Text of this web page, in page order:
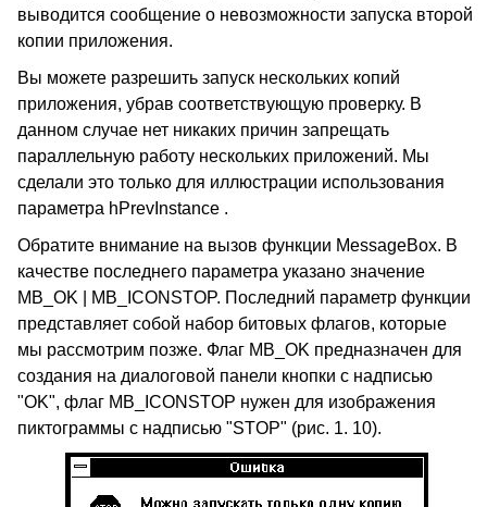
выводится сообщение о невозможности запуска второй
копии приложения.
Вы можете разрешить запуск нескольких копий
приложения, убрав соответствующую проверку. В
данном случае нет никаких причин запрещать
параллельную работу нескольких приложений. Мы
сделали это только для иллюстрации использования
параметра hPrevInstance .
Обратите внимание на вызов функции MessageBox. В
качестве последнего параметра указано значение
MB_OK | MB_ICONSTOP. Последний параметр функции
представляет собой набор битовых флагов, которые
мы рассмотрим позже. Флаг MB_OK предназначен для
создания на диалоговой панели кнопки с надписью
"OK", флаг MB_ICONSTOP нужен для изображения
пиктограммы с надписью "STOP" (рис. 1. 10).